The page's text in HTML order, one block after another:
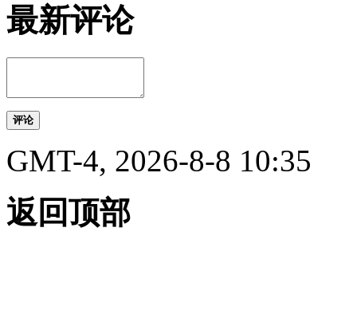
最新评论
评论
GMT-4, 2026-8-8 10:35
返回顶部